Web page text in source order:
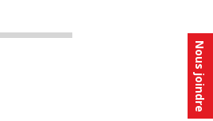
Nous joindre